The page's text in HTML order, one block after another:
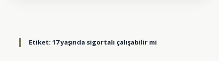
Etiket: 17 yaşında sigortalı çalışabilir mi